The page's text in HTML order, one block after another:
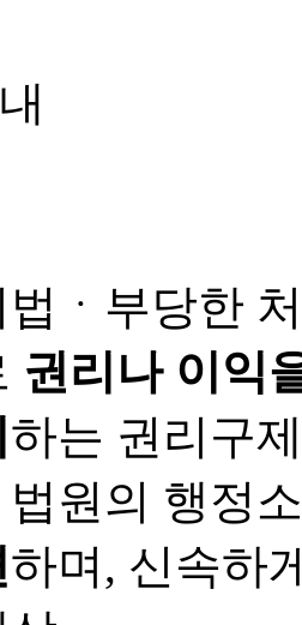
ㆍ부당한
권리나 이익
하는 권리구
법원의 행정
하며, 신속하